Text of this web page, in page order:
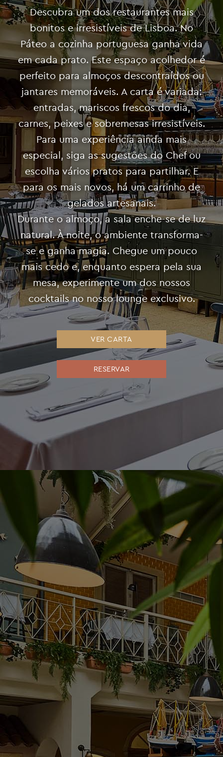
Descubra um dos restaurantes mais
bonitos e irresistíveis de Lisboa. No
Páteo a cozinha portuguesa ganha vida
em cada prato. Este espaço acolhedor é
perfeito para almoços descontraídos ou
jantares memoráveis. A carta é variada:
entradas, mariscos frescos do dia,
carnes, peixes e sobremesas irresistíveis.
Para uma experiência ainda mais
especial, siga as sugestões do Chef ou
escolha vários pratos para partilhar. E
para os mais novos, há um carrinho de
gelados artesanais.
Durante o almoço, a sala enche-se de luz
natural. À noite, o ambiente transforma-
se e ganha magia. Chegue um pouco
mais cedo e, enquanto espera pela sua
mesa, experimente um dos nossos
cocktails no nosso lounge exclusivo.
VER CARTA
RESERVAR